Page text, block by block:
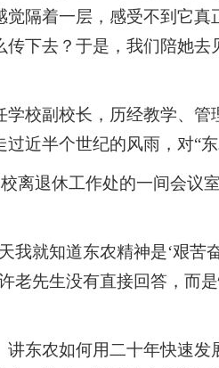
隔着一层，感受不到它真
传下去？于是，我们陪她
学校副校长，历经教学、
近半个世纪的风雨，对“
离退休工作处的一间会议
我就知道东农精神是‘艰苦
老先生没有直接回答，而
讲东农如何用二十年快速